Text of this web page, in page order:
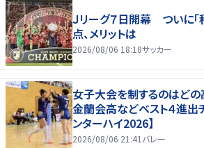
Ｊリーグ７日開幕 ついに
点、メリットは
2026/08/06 18:18サッカー
女子大会を制するのはど
金蘭会高などベスト４進出
ンターハイ2026】
2026/08/06 21:41 バレー